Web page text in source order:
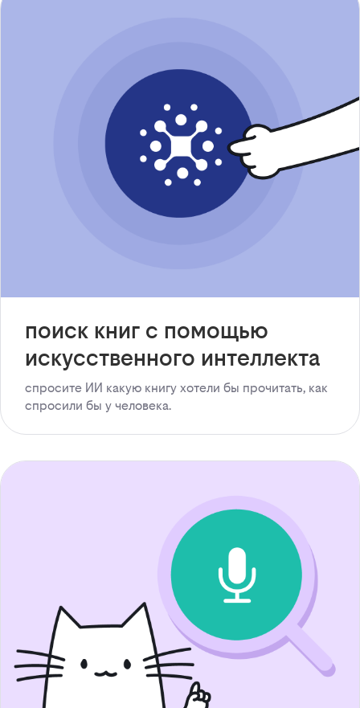
поиск книг с помощью
искусственного интеллекта
спросите ИИ какую книгу хотели бы прочитать, как
спросили бы у человека.